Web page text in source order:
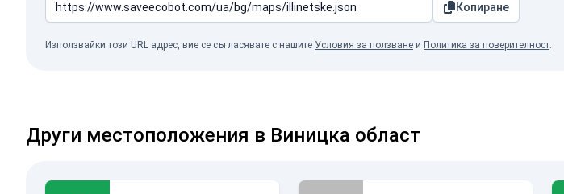
Копиране
Използвайки този URL адрес, вие се съгласявате с нашите Условия за ползване и Политика за поверителност.
Други местоположения в Виницка област